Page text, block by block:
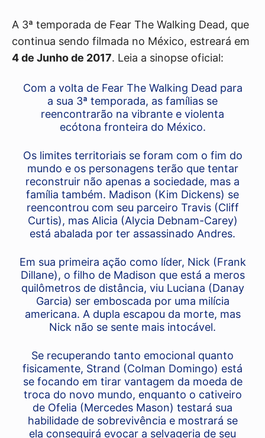
A 3ª temporada de Fear The Walking Dead, que
continua sendo filmada no México, estreará em
4 de Junho de 2017. Leia a sinopse oficial:
Com a volta de Fear The Walking Dead para
a sua 3ª temporada, as famílias se
reencontrarão na vibrante e violenta
ecótona fronteira do México.
Os limites territoriais se foram com o fim do
mundo e os personagens terão que tentar
reconstruir não apenas a sociedade, mas a
família também. Madison (Kim Dickens) se
reencontrou com seu parceiro Travis (Cliff
Curtis), mas Alicia (Alycia Debnam-Carey)
está abalada por ter assassinado Andres.
Em sua primeira ação como líder, Nick (Frank
Dillane), o filho de Madison que está a meros
quilômetros de distância, viu Luciana (Danay
Garcia) ser emboscada por uma milícia
americana. A dupla escapou da morte, mas
Nick não se sente mais intocável.
Se recuperando tanto emocional quanto
fisicamente, Strand (Colman Domingo) está
se focando em tirar vantagem da moeda de
troca do novo mundo, enquanto o cativeiro
de Ofelia (Mercedes Mason) testará sua
habilidade de sobrevivência e mostrará se
ela conseguirá evocar a selvageria de seu